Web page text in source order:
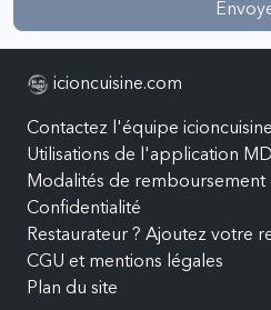
icioncuisine.com
Contactez l'équipe
Utilisations de l'application
Modalités de remboursement
Confidentialité
Restaurateur ? Ajoutez votre
CGU et mentions légales
Plan du site